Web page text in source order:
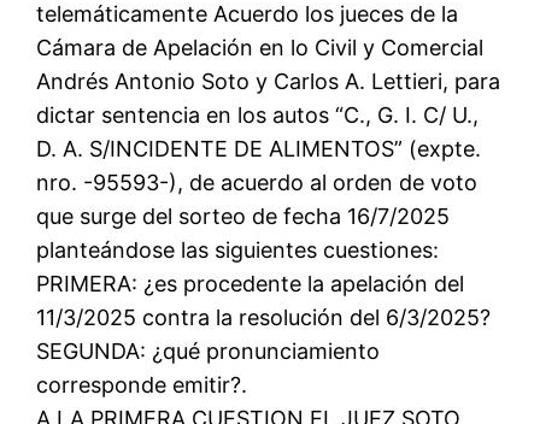
telemáticamente Acuerdo los jueces de la
Cámara de Apelación en lo Civil y Comercial
Andrés Antonio Soto y Carlos A. Lettieri, para
dictar sentencia en los autos “C., G. I. C/ U.,
D. A. S/INCIDENTE DE ALIMENTOS” (expte.
nro. -95593-), de acuerdo al orden de voto
que surge del sorteo de fecha 16/7/2025
planteándose las siguientes cuestiones:
PRIMERA: ¿es procedente la apelación del
11/3/2025 contra la resolución del 6/3/2025?
SEGUNDA: ¿qué pronunciamiento
corresponde emitir?.
A LA PRIMERA CUESTION EL JUEZ SOTO